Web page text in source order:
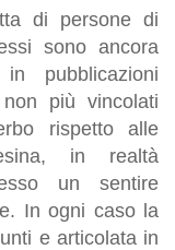
di persone di
sono ancora
pubblicazioni
più vincolati
rispetto alle
in realtà
un sentire
In ogni caso la
e articolata in